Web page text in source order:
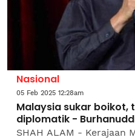
Nasional
05 Feb 2025 12:28am
Malaysia sukar boikot,
diplomatik -
SHAH ALAM - Kerajaan